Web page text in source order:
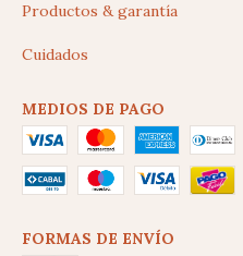
Productos & garantía
Cuidados
MEDIOS DE PAGO
FORMAS DE ENVÍO